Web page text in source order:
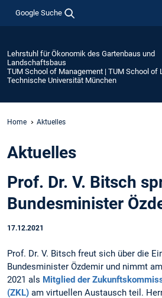
Google Suche
Lehrstuhl für Ökonomik des Gartenbaus und
Landschaftsbaus
TUM School of Management | TUM School of
Technische Universität München
Home Aktuelles
Aktuelles
Prof. Dr. V. Bitsch
Bundesminister
17.12.2021
Prof. Dr. V. Bitsch freut sich über die
Bundesminister Özdemir und nimmt
2021 als Mitglied der
(ZKL) am virtuellen Austausch teil.